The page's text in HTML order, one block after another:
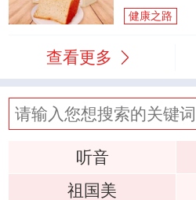
健康之路
查看更多
听音
祖国美